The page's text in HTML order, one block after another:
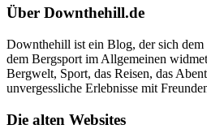
Über Downthehill.de
Downthehill ist ein Blog, der sich
dem Bergsport im Allgemeinen
Bergwelt, Sport, das Reisen, das
unvergessliche Erlebnisse mit
Die alten Websites